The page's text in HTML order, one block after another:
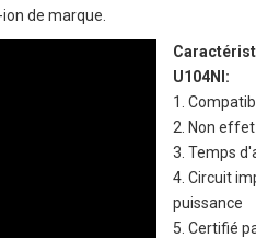
de marque.
U104NI :
1.
2. Non
3. Temps
4. Circuit
puissance
5. Certifié